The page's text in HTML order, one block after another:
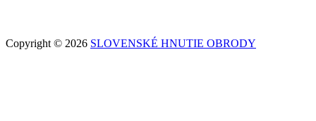
Copyright © 2026 SLOVENSKÉ HNUTIE OBRODY